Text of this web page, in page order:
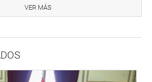
quien aportó diversas imágenes
la cual está compuesta por cerca
Cultural, y muchas de las cuales “han
VER MÁS